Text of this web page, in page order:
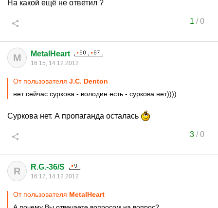
На какой ещё не ответил ?
1 /0
M MetalHeart
16:15, 14.12.2012
От пользователя J.C. Denton
нет сейчас суркова - володин есть - суркова нет))))
Суркова нет. А пропаганда осталась
3/0
R R.G.-36/S
16:17, 14.12.2012
От пользователя MetalHeart